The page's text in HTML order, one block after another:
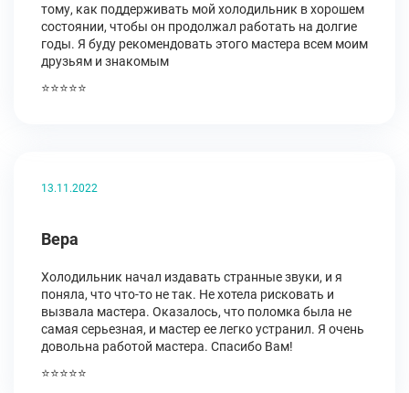
тому, как поддерживать мой холодильник в хорошем
состоянии, чтобы он продолжал работать на долгие
годы. Я буду рекомендовать этого мастера всем моим
друзьям и знакомым
⭐⭐⭐⭐⭐
13.11.2022
Вера
Холодильник начал издавать странные звуки, и я
поняла, что что-то не так. Не хотела рисковать и
вызвала мастера. Оказалось, что поломка была не
самая серьезная, и мастер ее легко устранил. Я очень
довольна работой мастера. Спасибо Вам!
⭐⭐⭐⭐⭐